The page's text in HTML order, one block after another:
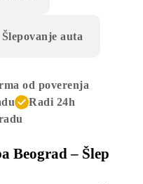
Šlepovanje auta
od poverenja
Radi 24h
Beograd – Šlep